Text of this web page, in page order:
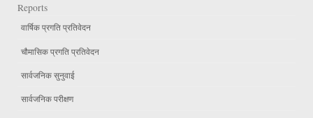
Reports
वार्षिक प्रगति प्रतिवेदन
चौमासिक प्रगति प्रतिवेदन
सार्वजनिक सुनुवाई
सार्वजनिक परीक्षण